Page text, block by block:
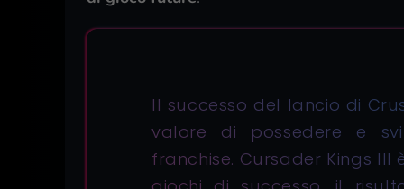
Il successo del lancio di
valore di possedere e
franchise. Cursader Kings
giochi di successo, il